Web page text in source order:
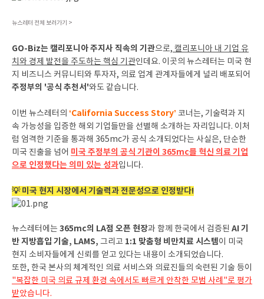
뉴스레터 전체 보러가기 >
GO-Biz는 캘리포니아 주지사 직속의 기관으로, 캘리포니아 내 기업 유
치와 경제 발전을 주도하는 핵심 기관인데요. 이곳의 뉴스레터는 미국 현
지 비즈니스 커뮤니티와 투자자, 의료 업계 관계자들에게 널리 배포되어
주정부의 '공식 추천서'와도 같습니다.
이번 뉴스레터의 ‘California Success Story’ 코너는, 기술력과 지
속 가능성을 입증한 해외 기업들만을 선별해 소개하는 자리입니다. 이처
럼 엄격한 기준을 통과해 365mc가 공식 소개되었다는 사실은, 단순한
미국 진출을 넘어 미국 주정부의 공식 기관이 365mc를 혁신 의료 기업
으로 인정했다는 의미 있는 성과입니다.
💡 미국 현지 시장에서 기술력과 전문성으로 인정받다!
뉴스레터에는 365mc의 LA점 오픈 현장과 함께 한국에서 검증된 AI 기
반 지방흡입 기술, LAMS, 그리고 1:1 맞춤형 비만치료 시스템이 미국
현지 소비자들에게 신뢰를 얻고 있다는 내용이 소개되었습니다.
또한, 한국 본사의 체계적인 의료 서비스와 의료진들의 숙련된 기술 등이
"복잡한 미국 의료 규제 환경 속에서도 빠르게 안착한 모범 사례"로 평가
받았습니다.